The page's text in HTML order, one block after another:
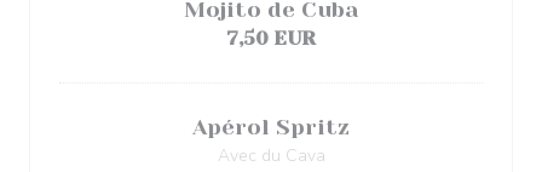
Mojito de Cuba
7,50 EUR
Apérol Spritz
Avec du Cava